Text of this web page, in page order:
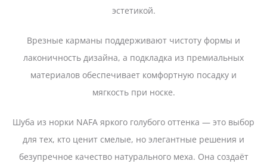
эстетикой.
Врезные карманы поддерживают чистоту формы и
лаконичность дизайна, а подкладка из премиальных
материалов обеспечивает комфортную посадку и
мягкость при носке.
Шуба из норки NAFA яркого голубого оттенка — это выбор
для тех, кто ценит смелые, но элегантные решения и
безупречное качество натурального меха. Она создаёт